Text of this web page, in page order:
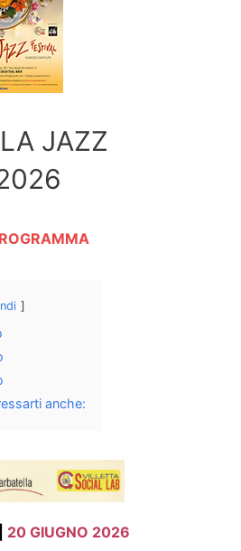
JAZZ
anche:
20 GIUGNO 2026